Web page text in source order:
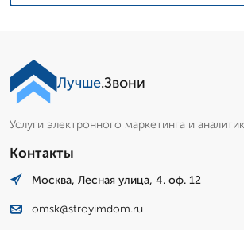
Лучше.Звони
Услуги электронного маркетинга и
Контакты
Москва, Лесная улица, 4. оф. 12
omsk@stroyimdom.ru